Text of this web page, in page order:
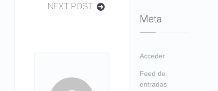
NEXT POST
Meta
Acceder
Feed de
entradas